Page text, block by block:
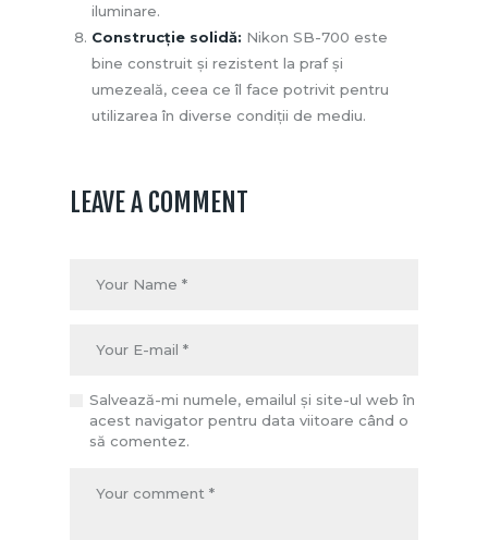
iluminare.
Construcție solidă: Nikon SB-700 este
bine construit și rezistent la praf și
umezeală, ceea ce îl face potrivit pentru
utilizarea în diverse condiții de mediu.
LEAVE A COMMENT
Salvează-mi numele, emailul și site-ul web în
acest navigator pentru data viitoare când o
să comentez.